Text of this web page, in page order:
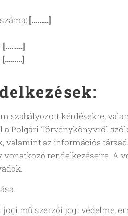
[………]
[………]
[………]
szabályozott kérdésekre,
Polgári Törvénykönyvről
valamint az információs
vonatkozó rendelkezéseire. A
mű szerzői jogi védelme,